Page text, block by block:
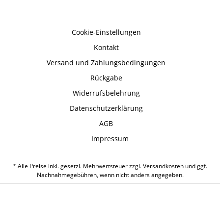
Cookie-Einstellungen
Kontakt
Versand und Zahlungsbedingungen
Rückgabe
Widerrufsbelehrung
Datenschutzerklärung
AGB
Impressum
* Alle Preise inkl. gesetzl. Mehrwertsteuer zzgl.Versandkosten und ggf.
Nachnahmegebühren, wenn nicht anders angegeben.